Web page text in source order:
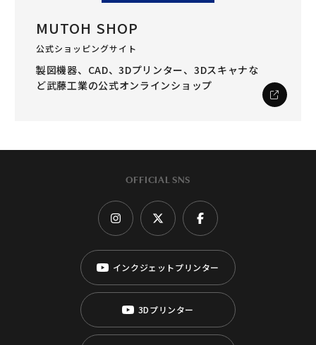
MUTOH SHOP
公式ショッピングサイト
製図機器、CAD、3Dプリンター、3Dスキャナな
ど武藤工業の公式オンラインショップ
OFFICIAL SNS
インクジェットプリンター
3Dプリンター